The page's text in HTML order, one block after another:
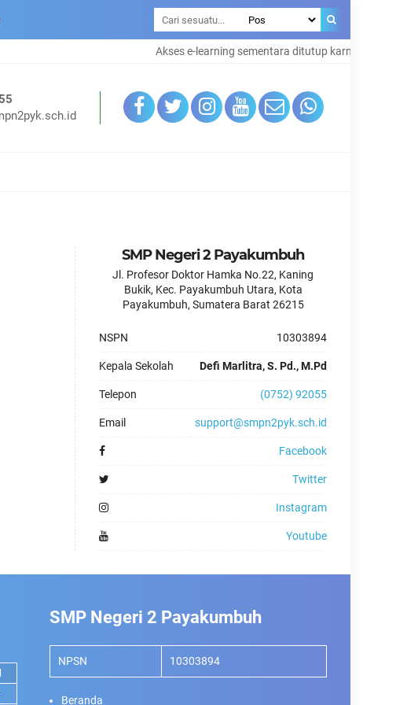
Akses e-learning sementara ditutup karna
SMP Negeri 2 Payakumbuh
Jl. Profesor Doktor Hamka No.22, Kaning
Bukik, Kec. Payakumbuh Utara, Kota
Payakumbuh, Sumatera Barat 26215
NSPN 10303894
Kepala Sekolah Defi Marlitra, S. Pd., M.Pd
Telepon (0752) 92055
Email support@smpn2pyk.sch.id
Facebook
Twitter
Instagram
Youtube
SMP Negeri 2 Payakumbuh
NPSN 10303894
Beranda